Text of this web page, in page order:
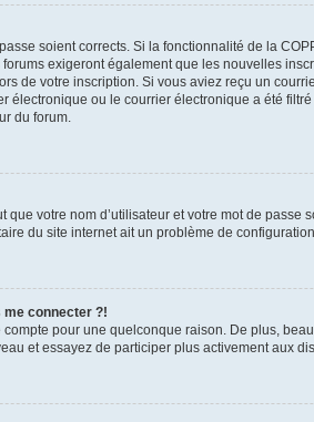
soient corrects. Si la fonctionnalité de la
exigeront également que les nouvelles
de votre inscription. Si vous aviez reçu un
ou le courrier électronique a été
du forum.
votre nom d’utilisateur et votre mot de
du site internet ait un problème de
me connecter ?!
pour une quelconque raison. De plus,
et essayez de participer plus activement aux